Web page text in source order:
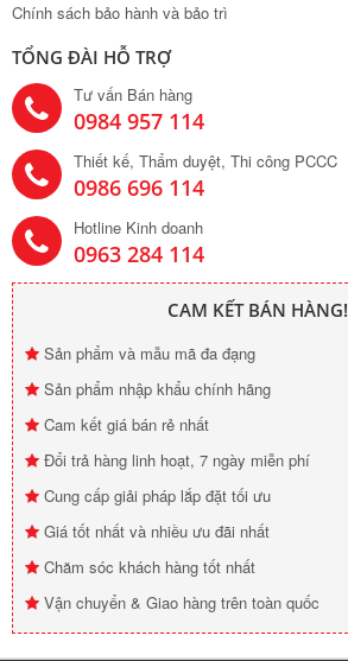
Chính sách bảo hành và bảo trì
TỔNG ĐÀI HỖ TRỢ
Tư vấn Bán hàng
0984 957 114
Thiết kế, Thẩm duyệt, Thi công PCCC
0986 696 114
Hotline Kinh doanh
0963 284 114
CAM KẾT BÁN HÀNG!
Sản phẩm và mẫu mã đa đạng
Sản phẩm nhập khẩu chính hãng
Cam kết giá bán rẻ nhất
Đổi trả hàng linh hoạt, 7 ngày miễn phí
Cung cấp giải pháp lắp đặt tối ưu
Giá tốt nhất và nhiều ưu đãi nhất
Chăm sóc khách hàng tốt nhất
Vận chuyển & Giao hàng trên toàn quốc